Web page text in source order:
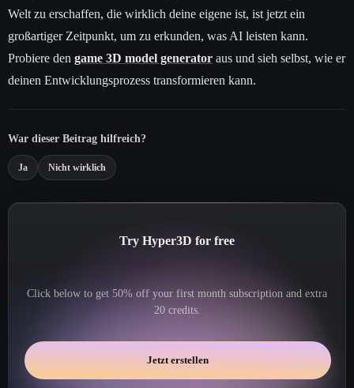
Welt zu erschaffen, die wirklich deine eigene ist, ist jetzt ein
großartiger Zeitpunkt, um zu erkunden, was AI leisten kann.
Probiere den game 3D model generator aus und sieh selbst, wie er
deinen Entwicklungsprozess transformieren kann.
War dieser Beitrag hilfreich?
Ja Nicht wirklich
Try Hyper3D for free
Click below to get 50% off your first month subscription and extra
20 credits.
Jetzt erstellen